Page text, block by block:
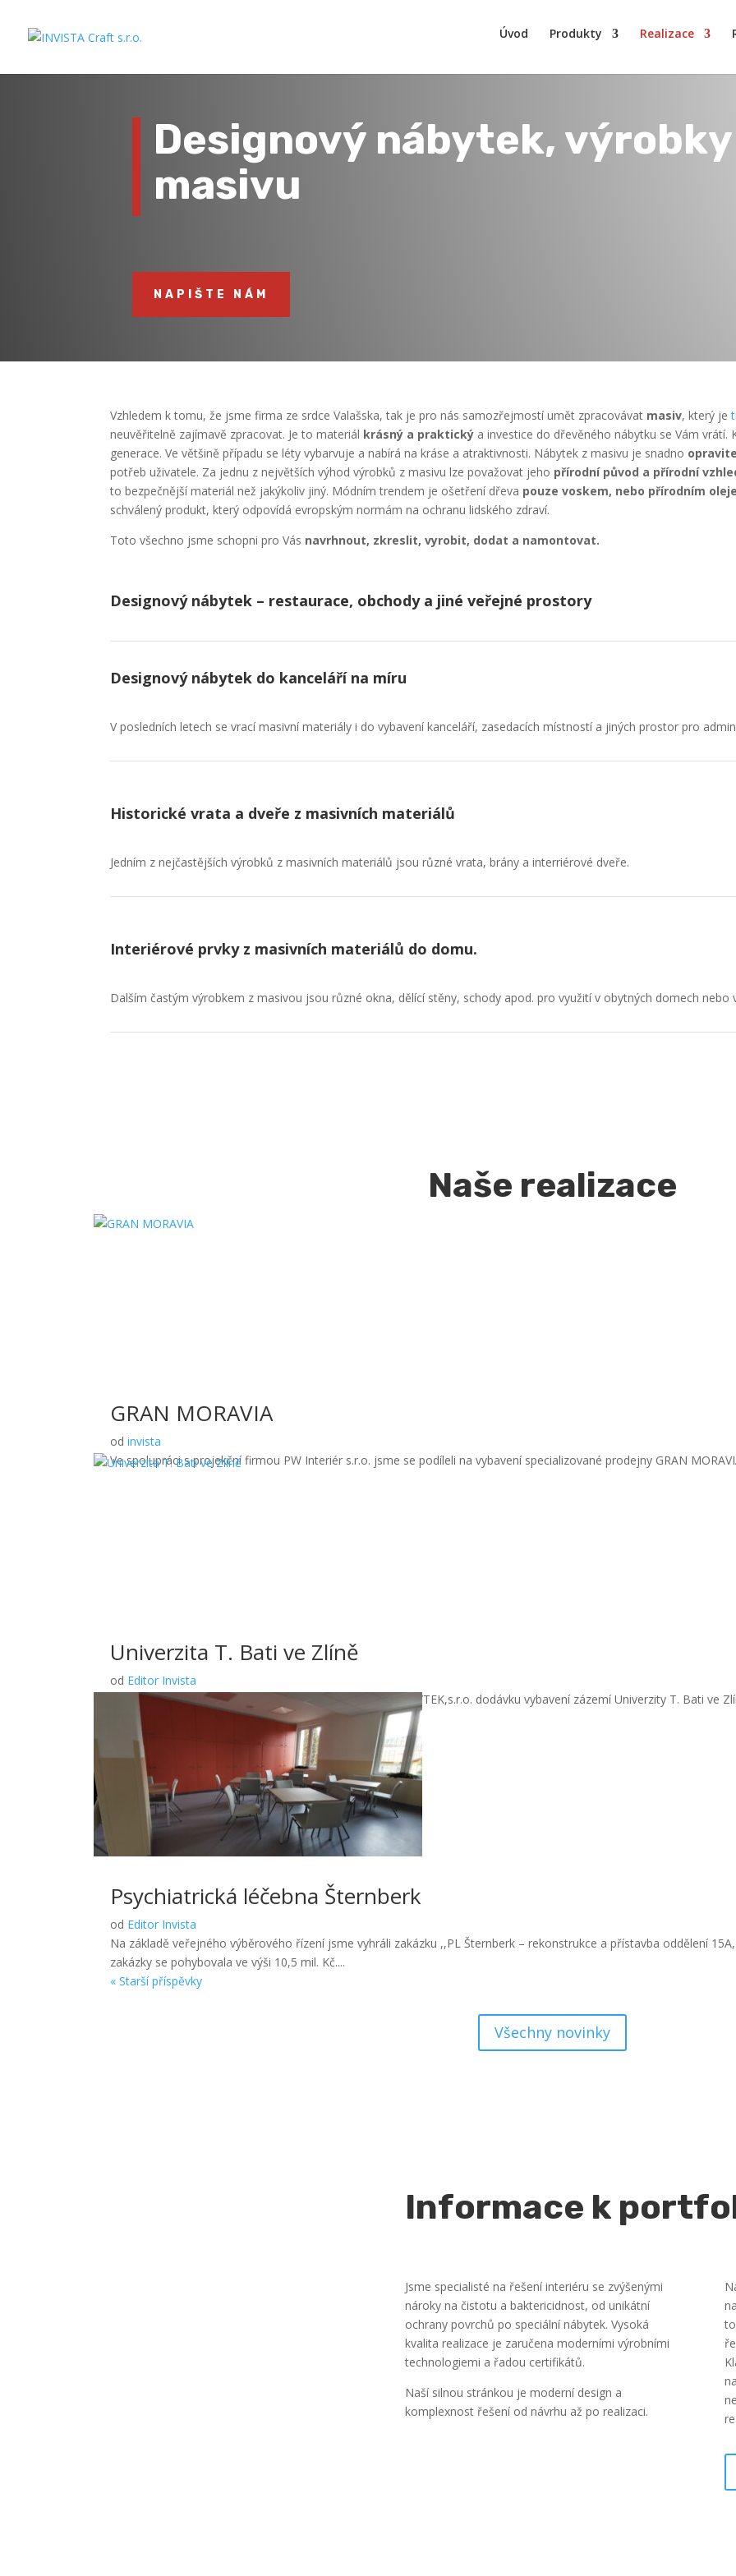
Úvod Produkty Realizace
Designový nábytek,
masivu
NAPIŠTE NÁM
Vzhledem k tomu, že jsme firma ze srdce Valašska, tak je pro nás samozřejmostí umět zpracovávat masiv, který je
neuvěřitelně zajímavě zpracovat. Je to materiál krásný a praktický a investice do dřevěného nábytku se Vám
generace. Ve většině případu se léty vybarvuje a nabírá na kráse a atraktivnosti. Nábytek z masivu je snadno
potřeb uživatele. Za jednu z největších výhod výrobků z masivu lze považovat jeho přírodní původ a přírodní
to bezpečnější materiál než jakýkoliv jiný. Módním trendem je ošetření dřeva pouze voskem, nebo přírodním
schválený produkt, který odpovídá evropským normám na ochranu lidského zdraví.
Toto všechno jsme schopni pro Vás navrhnout, zkreslit, vyrobit, dodat a namontovat.
Designový nábytek – restaurace, obchody a jiné veřejné prostory
Designový nábytek do kanceláří na míru
V posledních letech se vrací masivní materiály i do vybavení kanceláří, zasedacích místností a jiných prostor pro
Historické vrata a dveře z masivních materiálů
Jedním z nejčastějších výrobků z masivních materiálů jsou různé vrata, brány a interriérové dveře.
Interiérové prvky z masivních materiálů do domu.
Dalším častým výrobkem z masivou jsou různé okna, dělící stěny, schody apod. pro využití v obytných domech nebo
Naše realizace
GRAN MORAVIA
odinvista
Ve spolupráci s projekční firmou PW Interiér s.r.o. jsme se podíleli na vybavení specializované prodejny GRAN
Univerzita T. Bati ve Zlíně
od Editor Invista
V září 2025 jsme dokončili pro společnost QUERCUS NÁBYTEK,s.r.o. dodávku vybavení zázemí Univerzity T. Bati ve
Psychiatrická léčebna Šternberk
od Editor Invista
Na základě veřejného výběrového řízení jsme vyhráli zakázku ,,PL Šternberk – rekonstrukce a přístavba oddělení
zakázky se pohybovala ve výši 10,5 mil. Kč....
« Starší příspěvky
Všechny novinky
Informace k
Jsme specialisté na řešení interiéru se zvýšenými
nároky na čistotu a baktericidnost, od unikátní
ochrany povrchů po speciální nábytek. Vysoká
kvalita realizace je zaručena moderními výrobními
technologiemi a řadou certifikátů.
Naší silnou stránkou je moderní design a
komplexnost řešení od návrhu až po realizaci.